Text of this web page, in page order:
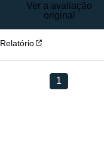
Ver a avaliação
original
Relatório
1